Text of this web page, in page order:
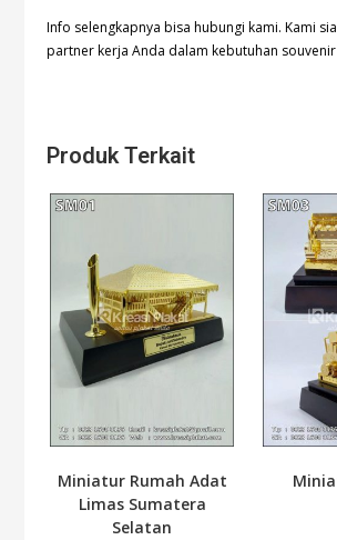
Info selengkapnya bisa hubungi kami. Kami
partner kerja Anda dalam kebutuhan
Produk Terkait
Miniatur Rumah Adat
Limas Sumatera
Selatan